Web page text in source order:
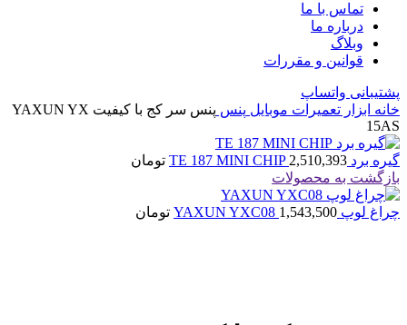
تماس با ما
درباره ما
وبلاگ
قوانین و مقررات
پشتیبانی واتساپ
خانه ابزار تعمیرات موبایل پنس
پنس سر کج با کیفیت YAXUN YX
15AS
گیره برد TE 187 MINI CHIP 2,510,393
تومان
بازگشت به محصولات
چراغ لوپ YAXUN YXC08 1,543,500
تومان